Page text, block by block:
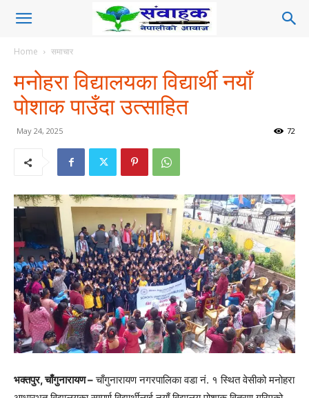
Home समाचार
मनोहरा विद्यालयका विद्यार्थी नयाँ
पोशाक पाउँदा उत्साहित
May 24, 2025 72
भक्तपुर, चाँगुनारायण –चाँगुनारायण नगरपालिका वडा नं. १ स्थित वेसीको मनोहरा